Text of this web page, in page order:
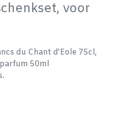
voor
du Chant d'Eole 75cl,
50ml